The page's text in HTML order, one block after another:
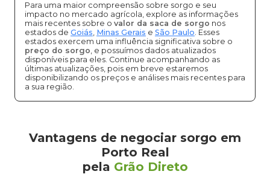
Para uma maior compreensão sobre sorgo e seu
impacto no mercado agrícola, explore as informações
mais recentes sobre o valor da saca de sorgo nos
estados de Goiás, Minas Gerais e São Paulo. Esses
estados exercem uma influência significativa sobre o
preço do sorgo, e possuímos dados atualizados
disponíveis para eles. Continue acompanhando as
últimas atualizações, pois em breve estaremos
disponibilizando os preços e análises mais recentes para
a sua região.
Vantagens de negociar sorgo em
Porto Real
pela Grão Direto